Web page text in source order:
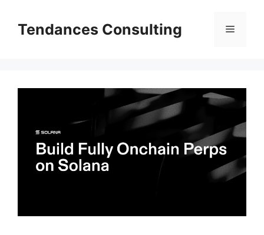
contenuTendances Consulting Menu